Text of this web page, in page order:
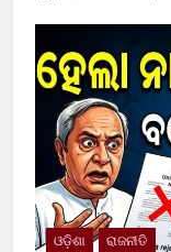
ଓଡ଼ିଶା ରାଜନୀତି